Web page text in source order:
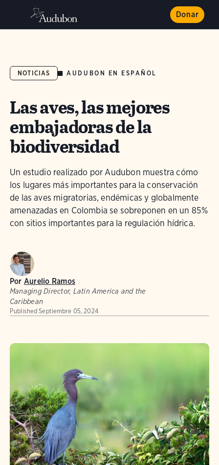
Donar
NOTICIAS AUDUBON EN ESPAÑOL
Las aves, las mejores
embajadoras de la
biodiversidad
Un estudio realizado por Audubon muestra cómo
los lugares más importantes para la conservación
de las aves migratorias, endémicas y globalmente
amenazadas en Colombia se sobreponen en un 85%
con sitios importantes para la regulación hídrica.
Por Aurelio Ramos
Managing Director, Latin America and the
Caribbean
Published Septiembre 05, 2024